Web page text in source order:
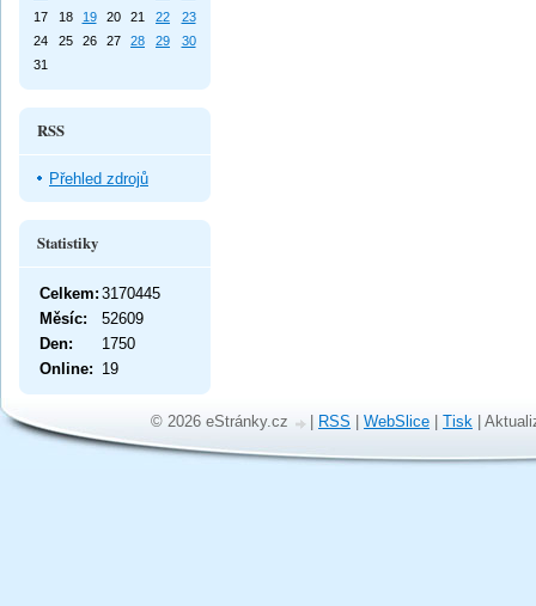
17
18 19 20 21 22
23
24
25 26 27 28 29
30
31
RSS
Přehled zdrojů
Statistiky
Online: 19
Celkem: 3170445
Měsíc:
52609
Den:
1750
© 2026 eStránky.cz | RSS | WebSlice | Tisk |